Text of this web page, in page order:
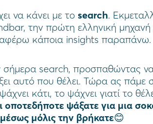
να κάνει με το search.
την πρώτη ελληνική
κάποια insights παραπάνω.
search, προσπαθώντας
αυτό που θέλει. Τώρα ας
κάτι, το ψάχνει γιατί το
οποτεδήποτε ψάξατε για μια
μόλις την βρήκατε😊